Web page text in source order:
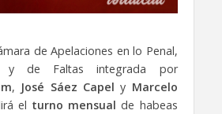
de Apelaciones en lo Penal,
y de Faltas integrada por
, José Sáez Capel y Marcelo
el turno mensual de habeas